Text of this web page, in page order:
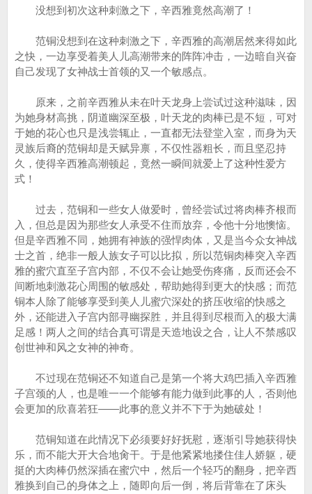
没想到初次这种刺激之下，辛西雅竟然高潮了！
范铜没想到在这种刺激之下，辛西雅的高潮居然来得如此
之快，一边享受着美人儿高潮带来的阵阵冲击，一边暗自兴奋
自己发现了女神战士首领的又一个敏感点。
原来，之前辛西雅从未在叶天龙身上尝试过这种滋味，因
为她身材高挑，阴道幽深至极，叶天龙的肉棒已是不短，可对
于她的花心也只是浅尝辄止，一直都无法登堂入室，而身为天
灵族后裔的范铜却是天赋异禀，不仅性器粗长，而且坚忍持
久，使得辛西雅高潮顿起，竟然一瞬间就爱上了这种性爱方
式！
过去，范铜和一些女人做爱时，曾经尝试过将肉棒齐根而
入，但总是因为那些女人承受不住而放弃，令他十分地懊恼。
但是辛西雅不同，她拥有神族的强悍肉体，又是当今众女神战
士之首，绝非一般人族女子可以比拟，所以范铜肉棒突入辛西
雅的蜜穴直至子宫内部，不仅不会让她受伤疼痛，反而还会不
间断地刺激花心周围的敏感处，帮助她得到更大的快感；而范
铜本人除了能够享受到美人儿蜜穴深处的挤压收缩的快感之
外，还能进入子宫内部寻幽探胜，并且得到尽根而入的极大满
足感！两人之间的结合真可谓是天造地设之合，让人不禁感叹
创世神和风之女神的神奇。
不过现在范铜还不知道自己是第一个将大鸡巴插入辛西雅
子宫颈的人，也是唯一一个能够有能力做到此事的人，否则他
会更加的欣喜若狂——此事的意义并不下于为她破处！
范铜知道在此情况下必须要好好抚慰，逐渐引导她获得快
乐，而不能大开大合地肏干。于是他紧紧地搂住佳人娇躯，硬
挺的大肉棒仍然深插在蜜穴中，然后一个轻巧的翻身，把辛西
雅换到自己的身体之上，随即向后一倒，将后背靠在了床头